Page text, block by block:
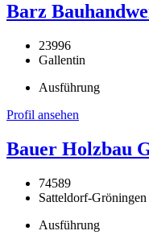
Barz
23996
Gallentin
Ausführung
Profil ansehen
Bauer Holzbau
74589
Satteldorf-Gröningen
Ausführung